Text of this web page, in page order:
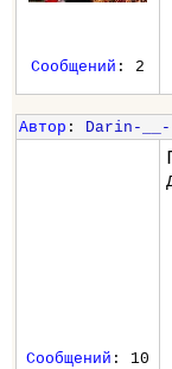
Сообщений : 2
Автор : Darin-__-
Сообщений : 10